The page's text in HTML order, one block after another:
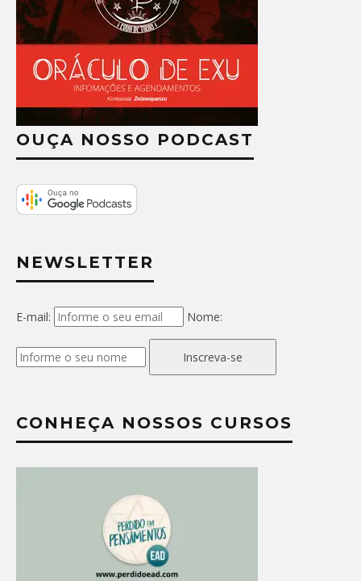
OUÇA NOSSO PODCAST
NEWSLETTER
E-mail: Nome:
Inscreva-se
CONHEÇA NOSSOS CURSOS